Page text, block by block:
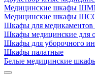
Медицинские шкафы
Медицинские шкафы
Шкафы для медикаментов
Шкафы медицинские для
Шкафы для уборочного
Шкафы палатные
Белые медицинские